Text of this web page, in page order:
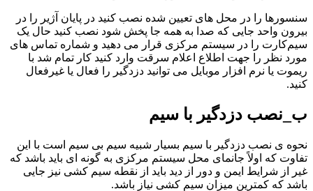
سنسورها را در محل‌ های تعیین‌ شده نصب کنید در پایان آژیر را در
بیرون واحد جایی که صدا به همه جا پخش شود نصب کنید حال یک
سیم‌کارت را در سیستم مرکزی قرار می دهید و شماره تماس های
مورد نظر را جهت اطلاع اعلام سرقت وارد کنید کار تمام شد با
ریموت یا نرم افزار موبایل می توانید دزدگیر را فعال یا غیرفعال
کنید.
ب_نصب دزدگیر با سیم
نحوه ی نصب دزدگیر با سیم بسیار شبیه سیم بی سیم است با این
تفاوت که اولاً جانمای محل سیستم مرکزی به گونه ای باید باشد که
غیر از شرایط ایمن و دور از دید باید از نقطه سیم کشی نیز جایی
باشد که کمترین میزان سیم کشی نیاز باشد.